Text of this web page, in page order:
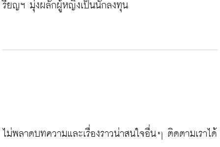
รียญฯ มุ่งผลักผู้หญิงเป็นนักลงทุน
ไม่พลาดบทความและเรื่องราวน่าสนใจอื่นๆ ติดตามเราได้